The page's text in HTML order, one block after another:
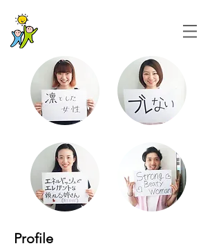
Profile